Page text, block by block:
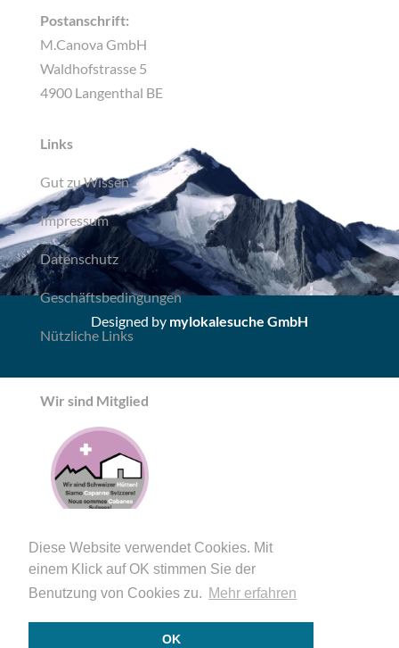
Diese Website verwendet Cookies. Mit
einem Klick auf OK stimmen Sie der
Benutzung von Cookies zu. Mehr erfahren
OK
Postanschrift:
M.Canova GmbH
Waldhofstrasse 5
4900 Langenthal BE
Links
Gut zu Wissen
Impressum
Datenschutz
Geschäftsbedingungen
Nützliche Links
Wir sind Mitglied
Designed by mylokalesuche GmbH